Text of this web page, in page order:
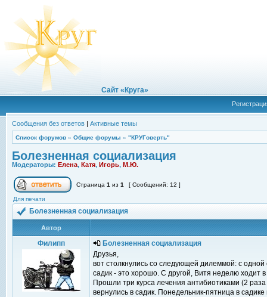
Сайт «Круга»
Сообщения без ответов | Активные темы
Список форумов » Общие форумы » "КРУГоверть"
Болезненная социализация
Модераторы: Елена, Катя, Игорь, М.Ю.
Страница 1 из 1 [ Сообщений: 12 ]
Для печати
Болезненная социализация
Автор
Филипп
Болезненная социализация
Друзья,
вот столкнулись со следующей дилеммой: с
садик - это хорошо. С другой, Витя неделю ходит
Прошли три курса лечения антибиотиками (2
вернулись в садик. Понедельник-пятница в